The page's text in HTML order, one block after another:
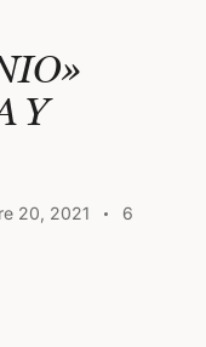
Y
20, 2021
6